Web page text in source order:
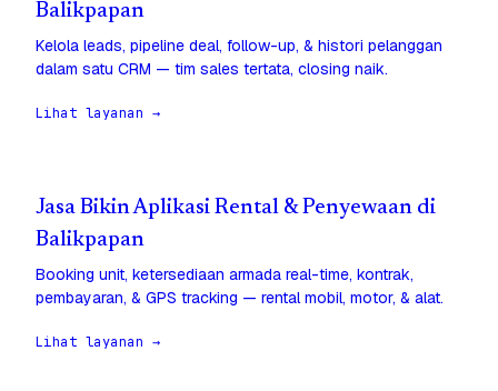
Balikpapan
Kelola leads, pipeline deal, follow-up, & histori pelanggan
dalam satu CRM — tim sales tertata, closing naik.
Lihat layanan →
Jasa Bikin Aplikasi Rental & Penyewaan di
Balikpapan
Booking unit, ketersediaan armada real-time, kontrak,
pembayaran, & GPS tracking — rental mobil, motor, & alat.
Lihat layanan →